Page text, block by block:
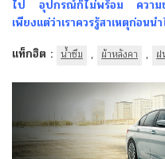
ไป อุปกรณ์ก็ไม่พร้อม ความช
เพียงแต่ว่าเราควรรู้สาเหตุก่อนน
แท็กฮิต : น้ำซึม , ผ้าหลังคา ,